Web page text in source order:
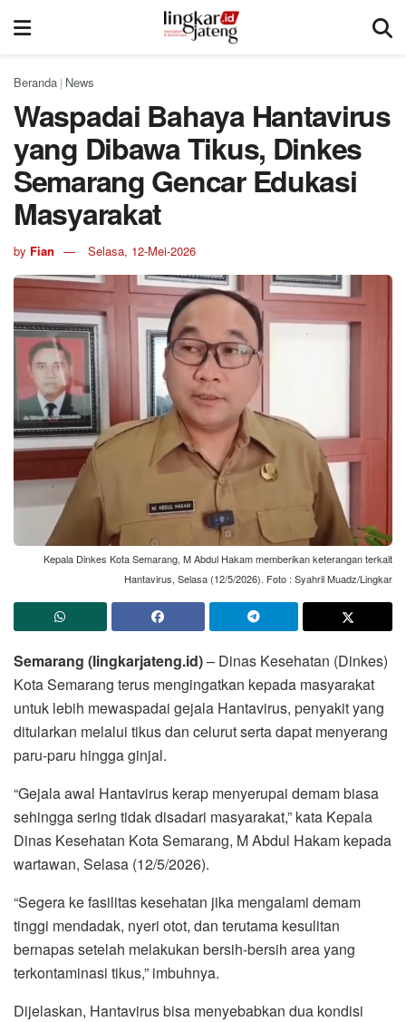
Beranda | News
Waspadai Bahaya Hantavirus
yang Dibawa Tikus, Dinkes
Semarang Gencar Edukasi
Masyarakat
by Fian Selasa, 12-Mei-2026
Kepala Dinkes Kota Semarang, M Abdul Hakam memberikan keterangan terkait
Hantavirus, Selasa (12/5/2026). Foto : Syahril Muadz/Lingkar
Semarang (lingkarjateng.id)– Dinas Kesehatan (Dinkes)
Kota Semarang terus mengingatkan kepada masyarakat
untuk lebih mewaspadai gejala Hantavirus, penyakit yang
ditularkan melalui tikus dan celurut serta dapat menyerang
paru-paru hingga ginjal.
“Gejala awal Hantavirus kerap menyerupai demam biasa
sehingga sering tidak disadari masyarakat,” kata Kepala
Dinas Kesehatan Kota Semarang, M Abdul Hakam kepada
wartawan, Selasa (12/5/2026).
“Segera ke fasilitas kesehatan jika mengalami demam
tinggi mendadak, nyeri otot, dan terutama kesulitan
bernapas setelah melakukan bersih-bersih area yang
terkontaminasi tikus,” imbuhnya.
Dijelaskan, Hantavirus bisa menyebabkan dua kondisi